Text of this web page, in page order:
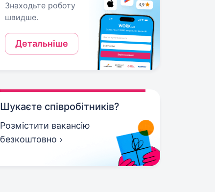
Знаходьте роботу
швидше.
Детальніше
Шукаєте співробітників?
Розмістити вакансію
безкоштовно